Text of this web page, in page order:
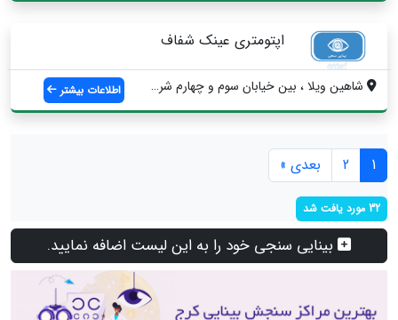
اپتومتری عینک شفاف
شاهين ويلا ، بين خيابان سوم و چهارم شرقي... اطلاعات بیشتر
1
2 بعدی »
32 مورد یافت شد
بینایی سنجی خود را به این لیست اضافه نمایید.